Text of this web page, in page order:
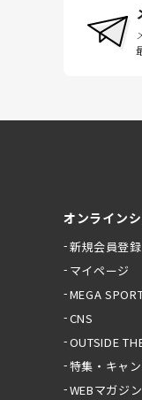
オンライン
新規会員登
マイページ
MEGA
CNS
OUTSIDE
特集・キャ
WEBマガジン